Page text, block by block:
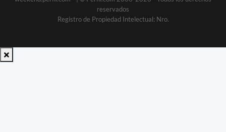
reservados
Registro de Propiedad Intelectual: Nro.